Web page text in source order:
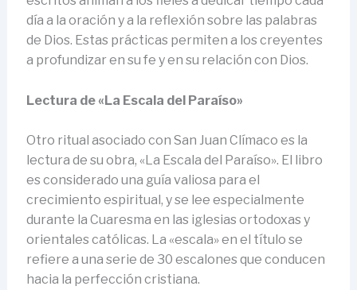
día a la oración y a la reflexión sobre las palabras
de Dios. Estas prácticas permiten a los creyentes
a profundizar en su fe y en su relación con Dios.
Lectura de «La Escala del Paraíso»
Otro ritual asociado con San Juan Clímaco es la
lectura de su obra, «La Escala del Paraíso». El libro
es considerado una guía valiosa para el
crecimiento espiritual, y se lee especialmente
durante la Cuaresma en las iglesias ortodoxas y
orientales católicas. La «escala» en el título se
refiere a una serie de 30 escalones que conducen
hacia la perfección cristiana.